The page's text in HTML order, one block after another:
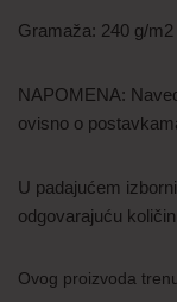
Gramaža: 240 g/m2
NAPOMENA:
ovisno o
U padajućem
odgovarajuću
Ovog proizvoda